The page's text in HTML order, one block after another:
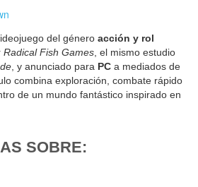
del géneroacción y rol
Radical Fish Games , el mismo estudio
, y anunciado para PC a mediados de
combina exploración, combate rápido
de un mundo fantástico inspirado en
SOBRE: